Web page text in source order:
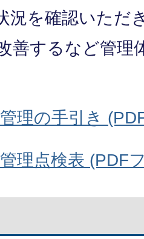
況を確認いただ
善するなど管理
理の手引き
理点検表 (PDF